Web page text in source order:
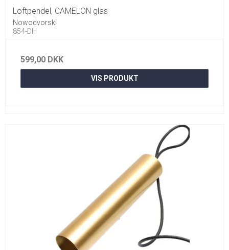
Loftpendel, CAMELON glas
Nowodvorski
854-DH
599,00 DKK
VIS PRODUKT